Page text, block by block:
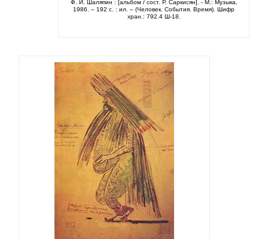
Ф. И. Шаляпин : [альбом / сост. Р. Саркисян]. - М.: Музыка,
1986. – 192 с. : ил. – (Человек. События. Время). Шифр
хран.: 792.4 Ш-18.